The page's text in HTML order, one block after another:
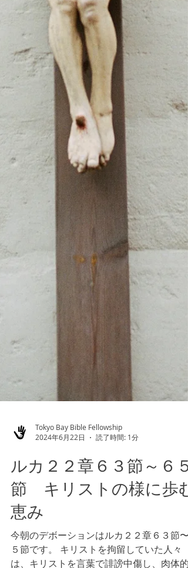
2024年6月22日
読了時間: 1分
ルカ２２章６３節～６５
節 キリストの様に歩む
恵み
今朝のデボーションはルカ２２章６３節〜